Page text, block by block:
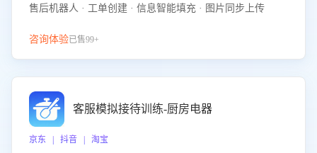
售后机器人 · 工单创建 · 信息智能填充 · 图片同步上传
咨询体验已售99+
客服模拟接待训练-厨房电器
京东 | 抖音 | 淘宝